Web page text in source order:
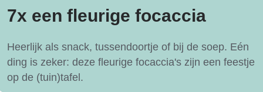
7x een fleurige focaccia
Heerlijk als snack, tussendoortje of bij de soep. Eén
ding is zeker: deze fleurige focaccia's zijn een feestje
op de (tuin)tafel.